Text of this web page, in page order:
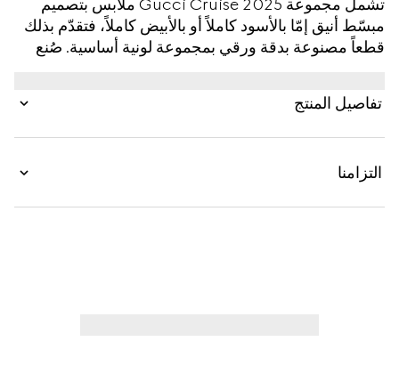
تشمل مجموعة Gucci Cruise 2025 ملابس بتصميم
مبسّط أنيق إمّا بالأسود كاملاً أو بالأبيض كاملاً، فتقدّم بذلك
قطعاً مصنوعة بدقة ورقي بمجموعة لونية أساسية. صُنع
تفاصيل المنتج
التزامنا